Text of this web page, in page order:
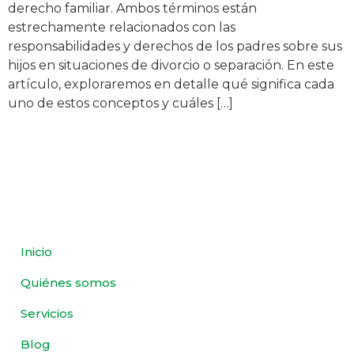
derecho familiar. Ambos términos están
estrechamente relacionados con las
responsabilidades y derechos de los padres sobre sus
hijos en situaciones de divorcio o separación. En este
artículo, exploraremos en detalle qué significa cada
uno de estos conceptos y cuáles […]
Inicio
Quiénes somos
Servicios
Blog